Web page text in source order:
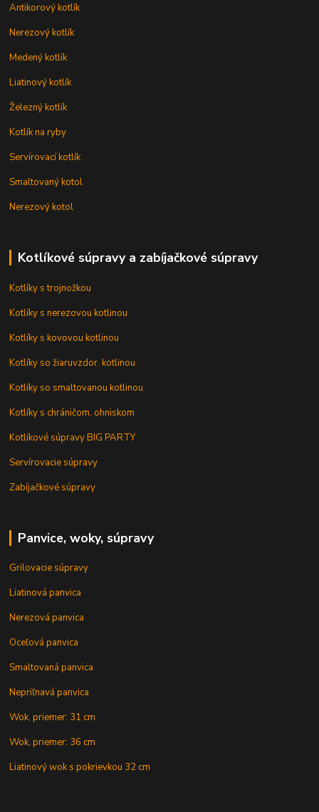
Antikorový kotlík
Nerezový kotlík
Medený kotlík
Liatinový kotlík
Železný kotlík
Kotlík na ryby
Servírovací kotlík
Smaltovaný kotol
Nerezový kotol
Kotlíkové súpravy a zabíjačkové súpravy
Kotlíky s trojnožkou
Kotlíky s nerezovou kotlinou
Kotlíky s kovovou kotlinou
Kotlíky so žiaruvzdor. kotlinou
Kotlíky so smaltovanou kotlinou
Kotlíky s chráničom, ohniskom
Kotlíkové súpravy BIG PARTY
Servírovacie súpravy
Zabíjačkové súpravy
Panvice, woky, súpravy
Grilovacie súpravy
Liatinová panvica
Nerezová panvica
Oceľová panvica
Smaltovaná panvica
Nepriľnavá panvica
Wok, priemer: 31 cm
Wok, priemer: 36 cm
Liatinový wok s pokrievkou 32 cm